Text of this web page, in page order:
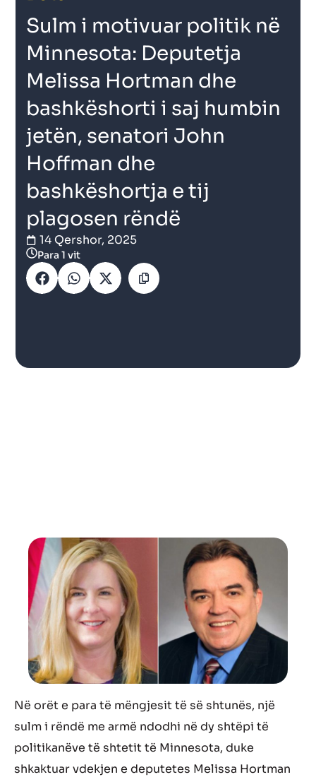
Sulm i motivuar politik në
Minnesota: Deputetja
Melissa Hortman dhe
bashkëshorti i saj humbin
jetën, senatori John
Hoffman dhe
bashkëshortja e tij
plagosen rëndë
14 Qershor, 2025
Para 1 vit
Në orët e para të mëngjesit të së shtunës, një
sulm i rëndë me armë ndodhi në dy shtëpi të
politikanëve të shtetit të Minnesota, duke
shkaktuar vdekjen e deputetes Melissa Hortman